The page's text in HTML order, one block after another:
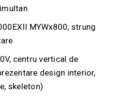
MYWx800, strung
centru vertical de
design interior,
skeleton)